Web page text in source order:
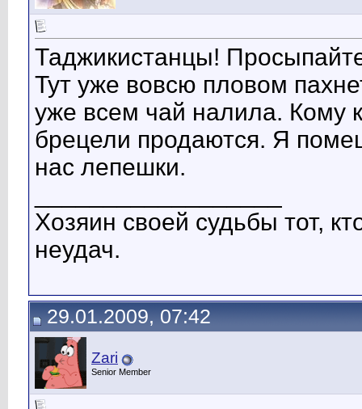
Таджикистанцы!
Тут уже вовсю пловом
уже всем чай налила. Кому
брецели продаются. Я
нас лепешки.
Хозяин своей судьбы тот,
неудач.
29.01.2009, 07:42
Zari
Senior Member